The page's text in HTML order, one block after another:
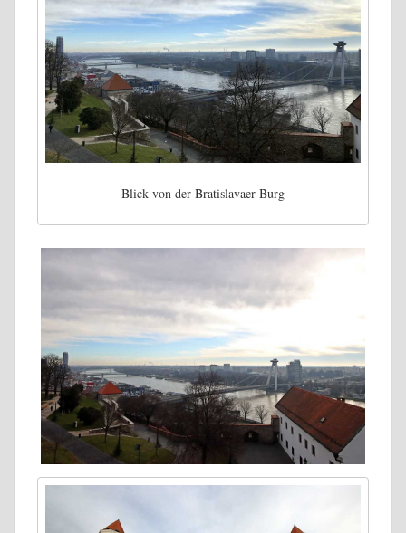
Blick von der Bratislavaer Burg